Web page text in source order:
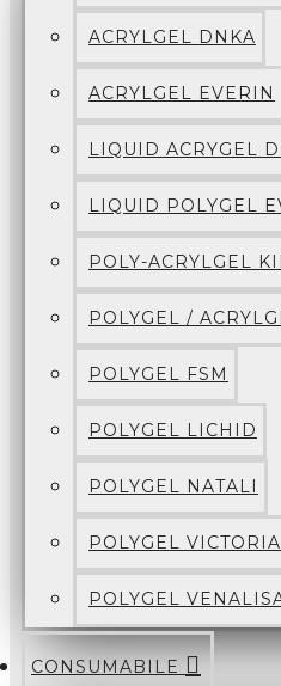
ACRYLGEL DNKA
ACRYLGEL EVERIN
LIQUID ACRYGEL
LIQUID POLYGEL
POLY-ACRYLGEL
POLYGEL /
POLYGEL FSM
POLYGEL LICHID
POLYGEL NATALI
POLYGEL
POLYGEL
CONSUMABILE